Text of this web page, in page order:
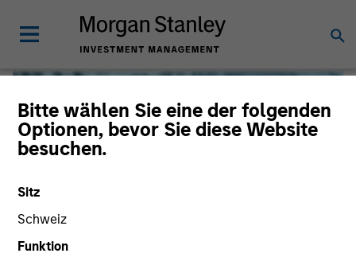
Bitte wählen Sie eine der folgenden
Optionen, bevor Sie diese Website
besuchen.
Sitz
Schweiz
Funktion